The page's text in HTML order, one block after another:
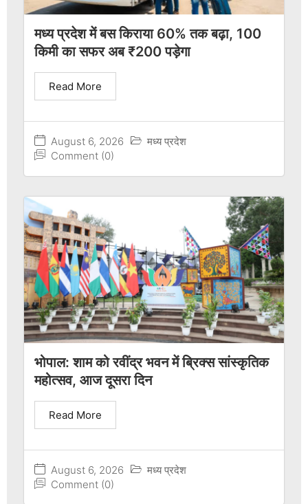
मध्य प्रदेश में बस किराया 60% तक बढ़ा, 100
किमी का सफर अब ₹200 पड़ेगा
August 6, 2026
मध्य प्रदेश
Comment (0)
Read More
भोपाल: शाम को रवींद्र भवन में ब्रिक्स सांस्कृतिक
महोत्सव, आज दूसरा दिन
August 6, 2026
मध्य प्रदेश
Comment (0)
Read More